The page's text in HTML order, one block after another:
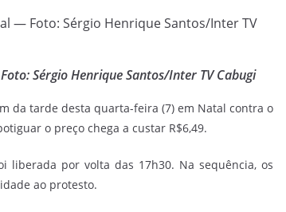
Sérgio Henrique Santos/Inter TV Cabugi
da tarde desta quarta-feira (7) em Natal contra o
o preço chega a custar R$6,49.
liberada por volta das 17h30. Na sequência, os
ao protesto.